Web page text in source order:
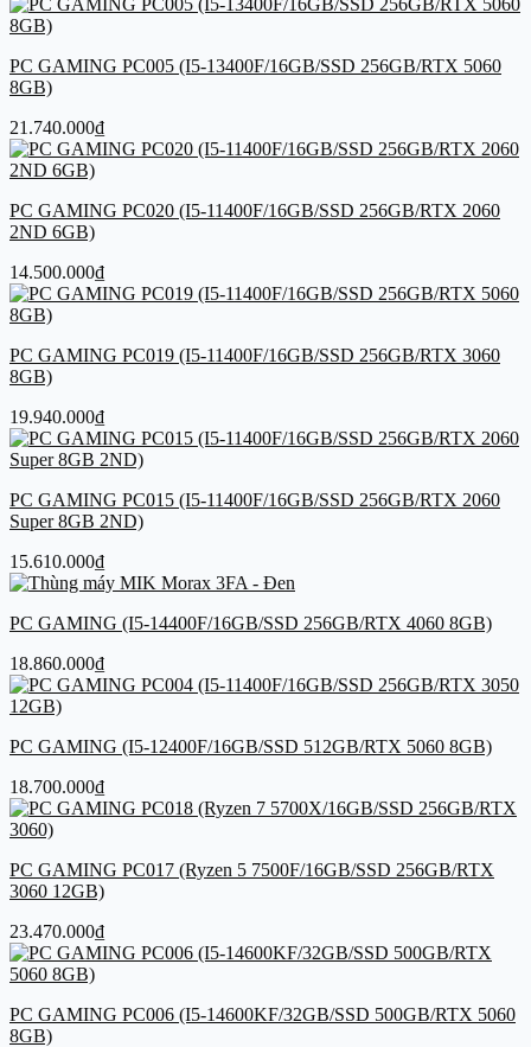
PC GAMING PC005 (I5-13400F/16GB/SSD 256GB/RTX 5060
8GB)
21.740.000₫
PC GAMING PC020 (I5-11400F/16GB/SSD 256GB/RTX 2060
2ND 6GB)
14.500.000₫
PC GAMING PC019 (I5-11400F/16GB/SSD 256GB/RTX 3060
8GB)
19.940.000₫
PC GAMING PC015 (I5-11400F/16GB/SSD 256GB/RTX 2060
Super 8GB 2ND)
15.610.000₫
PC GAMING (I5-14400F/16GB/SSD 256GB/RTX 4060 8GB)
18.860.000₫
PC GAMING (I5-12400F/16GB/SSD 512GB/RTX 5060 8GB)
18.700.000₫
PC GAMING PC017 (Ryzen 5 7500F/16GB/SSD 256GB/RTX
3060 12GB)
23.470.000₫
PC GAMING PC006 (I5-14600KF/32GB/SSD 500GB/RTX 5060
8GB)